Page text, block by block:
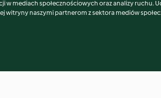
w mediach społecznościowych oraz analizy ruchu.
witryny naszymi partnerom z sektora mediów